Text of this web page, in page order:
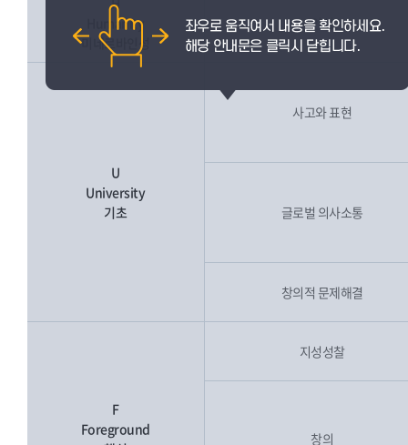
Humanity
미네르바인성
인성
U
University
기초
사고와 표현
글로벌 의사소통
창의적 문제해결
F
Foreground
지성성찰
창의